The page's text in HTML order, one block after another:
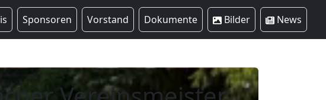
Sponsoren Vorstand Dokumente Bilder News